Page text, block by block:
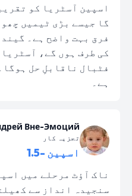
اسپین آسٹریا کو
گا جیسے بڑی ٹیمیں
فرق بہت واضح ہے۔
کی طرف ہوں گے،
ہے۔
Вне-Эмоций
تجزیہ کار
اسپین -1.5
ناک آؤٹ مرحلے میں
سنجیدہ انداز سے